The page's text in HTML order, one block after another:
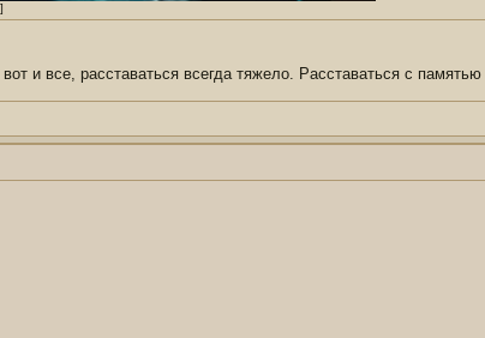
и все, расставаться всегда тяжело. Расставаться с